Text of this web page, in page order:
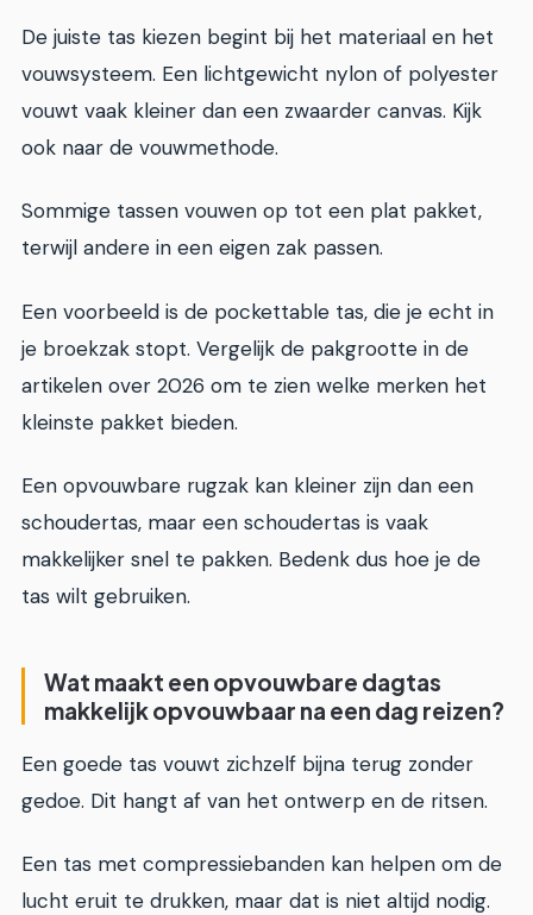
De juiste tas kiezen begint bij het materiaal en het
vouwsysteem. Een lichtgewicht nylon of polyester
vouwt vaak kleiner dan een zwaarder canvas. Kijk
ook naar de vouwmethode.
Sommige tassen vouwen op tot een plat pakket,
terwijl andere in een eigen zak passen.
Een voorbeeld is de pockettable tas, die je echt in
je broekzak stopt. Vergelijk de pakgrootte in de
artikelen over 2026 om te zien welke merken het
kleinste pakket bieden.
Een opvouwbare rugzak kan kleiner zijn dan een
schoudertas, maar een schoudertas is vaak
makkelijker snel te pakken. Bedenk dus hoe je de
tas wilt gebruiken.
Wat maakt een opvouwbare dagtas
makkelijk opvouwbaar na een dag reizen?
Een goede tas vouwt zichzelf bijna terug zonder
gedoe. Dit hangt af van het ontwerp en de ritsen.
Een tas met compressiebanden kan helpen om de
lucht eruit te drukken, maar dat is niet altijd nodig.